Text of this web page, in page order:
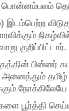
இடம்பெற்ற
குறிப்பிட்டார்.
பின்னர்
நோக்கிலேயே
பூர்த்தி